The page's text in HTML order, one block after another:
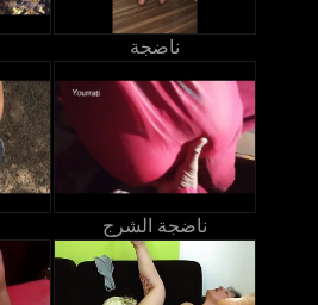
ناضجة
ناضجة الشرج